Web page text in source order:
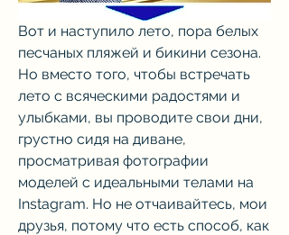
Вот и наступило лето, пора белых
песчаных пляжей и бикини сезона.
Но вместо того, чтобы встречать
лето с всяческими радостями и
улыбками, вы проводите свои дни,
грустно сидя на диване,
просматривая фотографии
моделей с идеальными телами на
Instagram. Но не отчаивайтесь, мои
друзья, потому что есть способ, как